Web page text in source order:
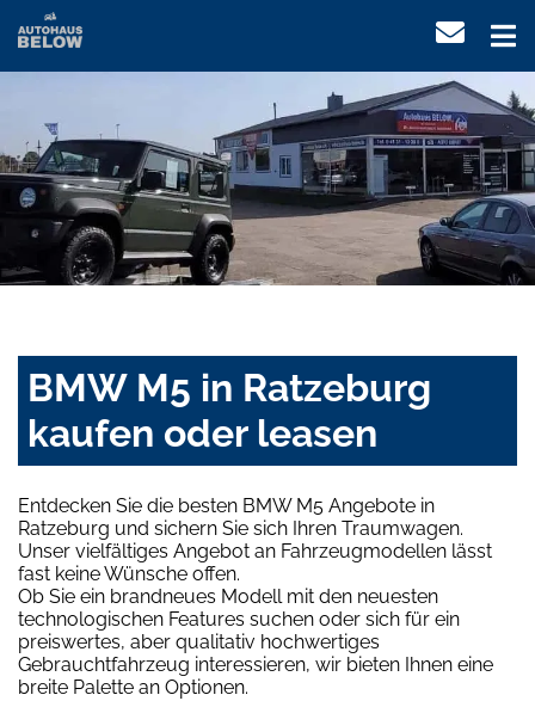
BMW M5 in Ratzeburg
kaufen oder leasen
Entdecken Sie die besten BMW M5 Angebote in
Ratzeburg und sichern Sie sich Ihren Traumwagen.
Unser vielfältiges Angebot an Fahrzeugmodellen lässt
fast keine Wünsche offen.
Ob Sie ein brandneues Modell mit den neuesten
technologischen Features suchen oder sich für ein
preiswertes, aber qualitativ hochwertiges
Gebrauchtfahrzeug interessieren, wir bieten Ihnen eine
breite Palette an Optionen.